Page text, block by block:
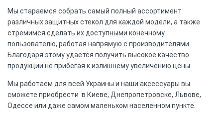
Мы стараемся собрать самый полный ассортимент
различных защитных стекол для каждой модели, а также
стремимся сделать их доступными конечному
пользователю, работая напрямую с производителями.
Благодаря этому удается получить высокое качество
продукции не прибегая к излишнему увеличению цены.
Мы работаем для всей Украины и наши аксессуары вы
сможете приобрести в Киеве, Днепропетровске, Львове,
Одессе или даже самом маленьком населенном пункте.